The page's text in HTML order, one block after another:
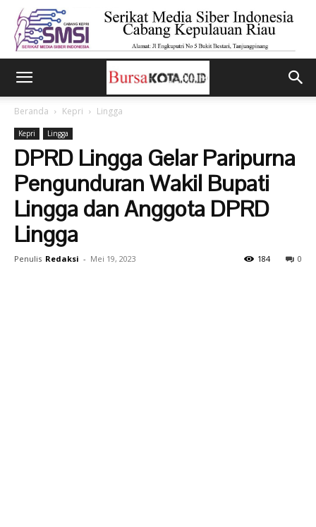
Beranda Kepri Lingga
Kepri Lingga
DPRD Lingga Gelar Paripurna
Pengunduran Wakil Bupati
Lingga dan Anggota DPRD
Lingga
Penulis Redaksi - Mei 19, 2023 0
184